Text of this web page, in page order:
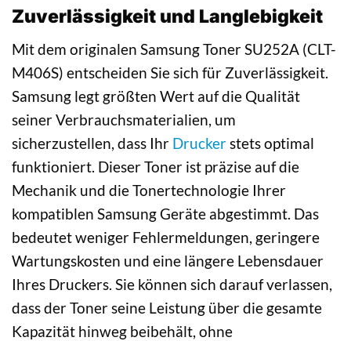
Zuverlässigkeit und Langlebigkeit
Mit dem originalen Samsung Toner SU252A (CLT-
M406S) entscheiden Sie sich für Zuverlässigkeit.
Samsung legt größten Wert auf die Qualität
seiner Verbrauchsmaterialien, um
sicherzustellen, dass Ihr Drucker stets optimal
funktioniert. Dieser Toner ist präzise auf die
Mechanik und die Tonertechnologie Ihrer
kompatiblen Samsung Geräte abgestimmt. Das
bedeutet weniger Fehlermeldungen, geringere
Wartungskosten und eine längere Lebensdauer
Ihres Druckers. Sie können sich darauf verlassen,
dass der Toner seine Leistung über die gesamte
Kapazität hinweg beibehält, ohne